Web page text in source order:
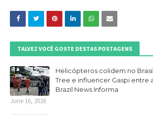
TALVEZ VOCÊ GOSTE DESTAS POSTAGENS
Helicópteros colidem no
Tree e influencer Gaspi entre
Brazil News Informa
June 16, 2026